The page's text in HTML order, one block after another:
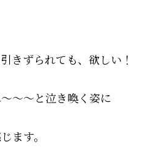
きずられても、欲しい！
〜〜と泣き喚く姿に
ます。